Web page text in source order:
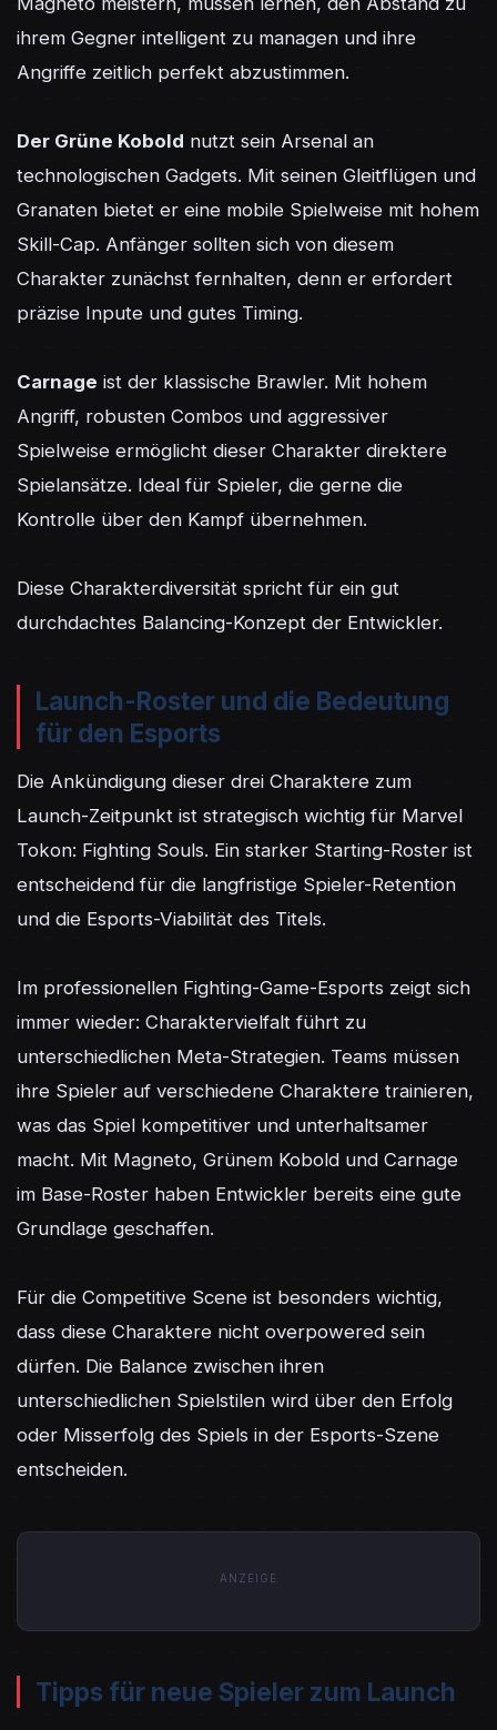
ihrem Gegner intelligent zu managen und ihre
Angriffe zeitlich perfekt abzustimmen.
Der Grüne Kobold nutzt sein Arsenal an
technologischen Gadgets. Mit seinen Gleitflügen und
Granaten bietet er eine mobile Spielweise mit hohem
Skill-Cap. Anfänger sollten sich von diesem
Charakter zunächst fernhalten, denn er erfordert
präzise Inpute und gutes Timing.
Carnage ist der klassische Brawler. Mit hohem
Angriff, robusten Combos und aggressiver
Spielweise ermöglicht dieser Charakter direktere
Spielansätze. Ideal für Spieler, die gerne die
Kontrolle über den Kampf übernehmen.
Diese Charakterdiversität spricht für ein gut
durchdachtes Balancing-Konzept der Entwickler.
Launch-Roster und die Bedeutung
für den Esports
Die Ankündigung dieser drei Charaktere zum
Launch-Zeitpunkt ist strategisch wichtig für Marvel
Tokon: Fighting Souls. Ein starker Starting-Roster ist
entscheidend für die langfristige Spieler-Retention
und die Esports-Viabilität des Titels.
Im professionellen Fighting-Game-Esports zeigt sich
immer wieder: Charaktervielfalt führt zu
unterschiedlichen Meta-Strategien. Teams müssen
ihre Spieler auf verschiedene Charaktere trainieren,
was das Spiel kompetitiver und unterhaltsamer
macht. Mit Magneto, Grünem Kobold und Carnage
im Base-Roster haben Entwickler bereits eine gute
Grundlage geschaffen.
Für die Competitive Scene ist besonders wichtig,
dass diese Charaktere nicht overpowered sein
dürfen. Die Balance zwischen ihren
unterschiedlichen Spielstilen wird über den Erfolg
oder Misserfolg des Spiels in der Esports-Szene
entscheiden.
ANZEIGE
Tipps für neue Spieler zum Launch